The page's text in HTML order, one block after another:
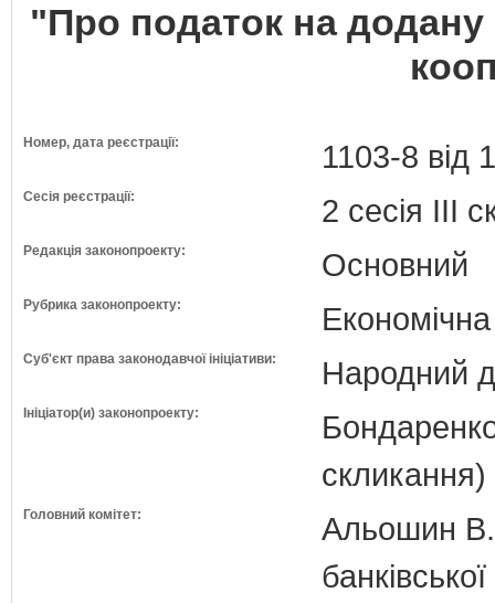
"Про податок на додану
Номер, дата реєстрації: 1103-8 від
Сесія реєстрації: 2 сесія III
Редакція законопроекту: Основний
Рубрика законопроекту:
Суб'єкт права законодавчої ініціативи: Народний
Ініціатор(и) законопроекту:
скликання)
Головний комітет:
Альошин